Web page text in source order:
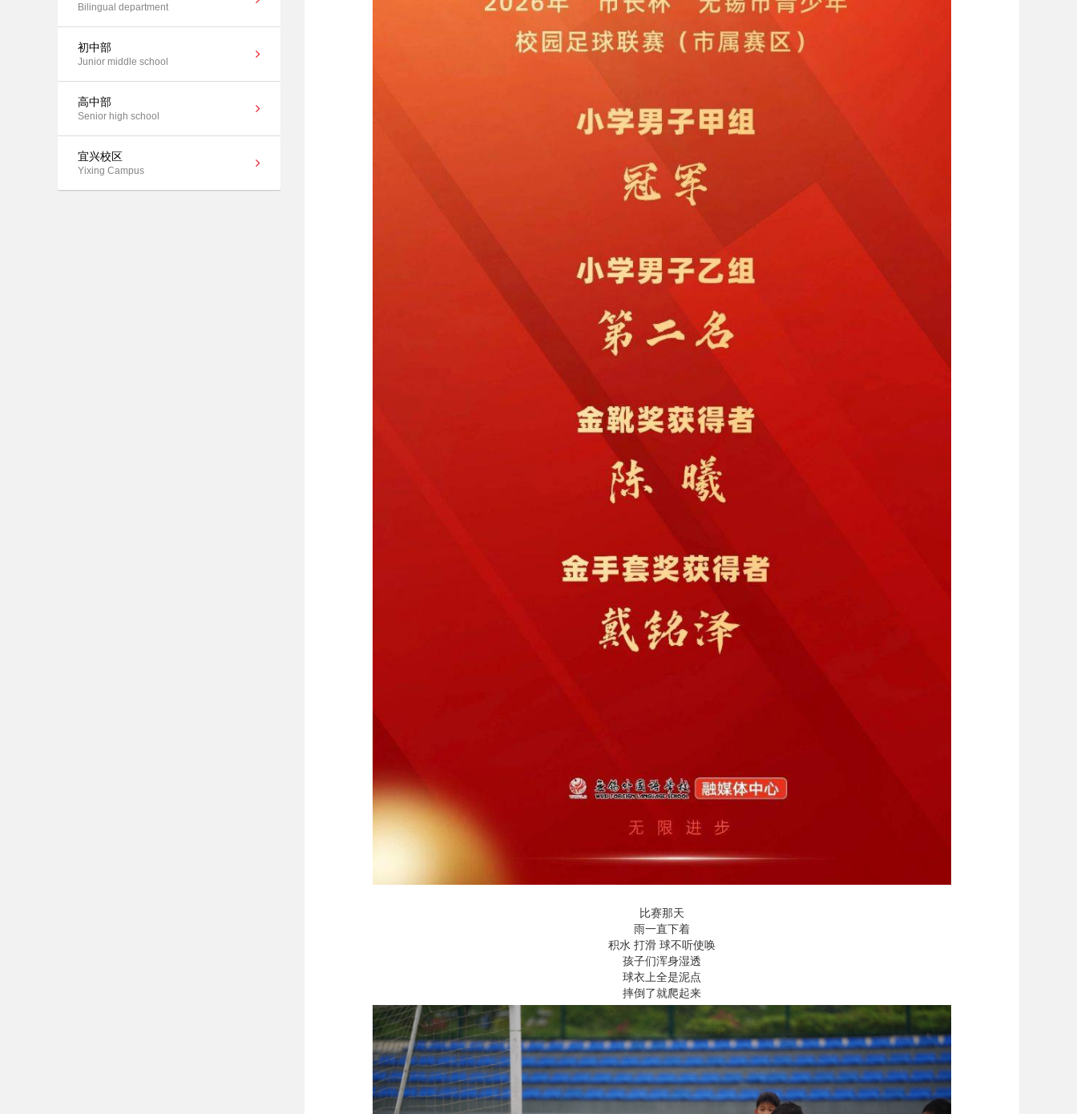
Bilingual department
初中部
Junior middle school
高中部
Senior high school
宜兴校区
Yixing Campus
比赛那天
雨一直下着
积水 打滑 球不听使唤
孩子们浑身湿透
球衣上全是泥点
摔倒了就爬起来